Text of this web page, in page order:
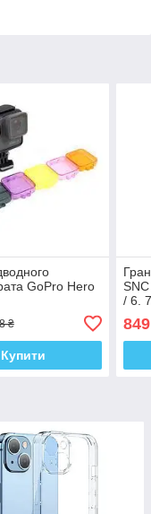
GoPro Hero
₴
Купити
/ 6.
849